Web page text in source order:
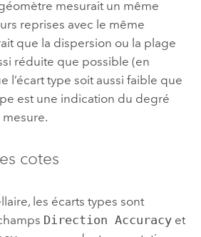
mesurait un même
reprises avec le même
que la dispersion ou la plage
réduite que possible (en
l’écart type soit aussi faible que
est une indication du degré
cotes
les écarts types sont
Direction Accuracyet